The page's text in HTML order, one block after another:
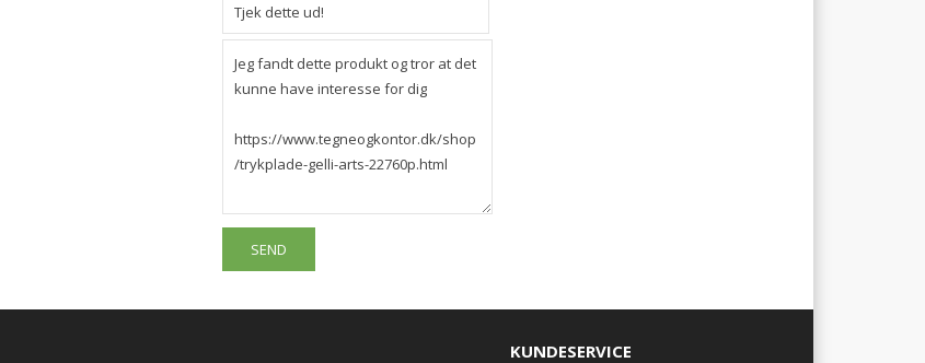
KUNDESERVICE